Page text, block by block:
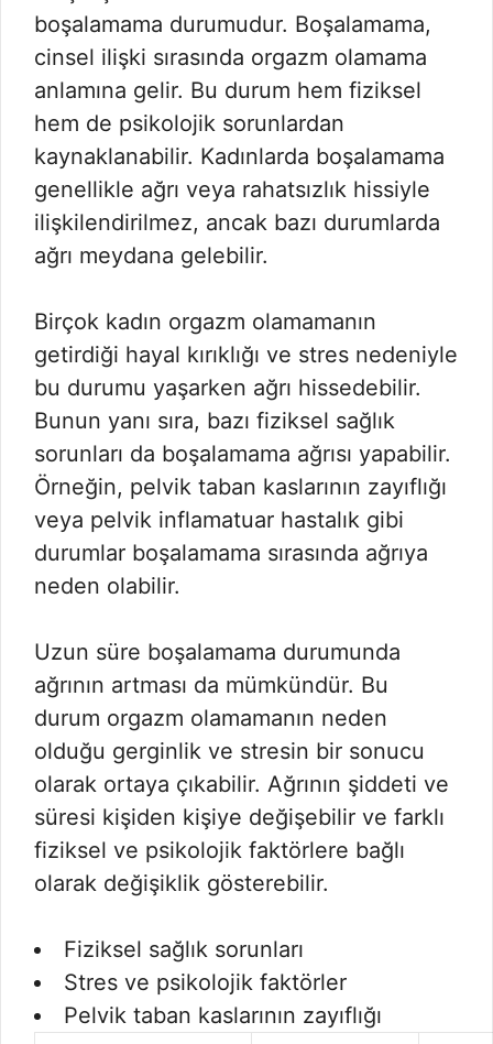
boşalamama durumudur. Boşalamama,
cinsel ilişki sırasında orgazm olamama
anlamına gelir. Bu durum hem fiziksel
hem de psikolojik sorunlardan
kaynaklanabilir. Kadınlarda boşalamama
genellikle ağrı veya rahatsızlık hissiyle
ilişkilendirilmez, ancak bazı durumlarda
ağrı meydana gelebilir.
Birçok kadın orgazm olamamanın
getirdiği hayal kırıklığı ve stres nedeniyle
bu durumu yaşarken ağrı hissedebilir.
Bunun yanı sıra, bazı fiziksel sağlık
sorunları da boşalamama ağrısı yapabilir.
Örneğin, pelvik taban kaslarının zayıflığı
veya pelvik inflamatuar hastalık gibi
durumlar boşalamama sırasında ağrıya
neden olabilir.
Uzun süre boşalamama durumunda
ağrının artması da mümkündür. Bu
durum orgazm olamamanın neden
olduğu gerginlik ve stresin bir sonucu
olarak ortaya çıkabilir. Ağrının şiddeti ve
süresi kişiden kişiye değişebilir ve farklı
fiziksel ve psikolojik faktörlere bağlı
olarak değişiklik gösterebilir.
Fiziksel sağlık sorunları
Stres ve psikolojik faktörler
Pelvik taban kaslarının zayıflığı